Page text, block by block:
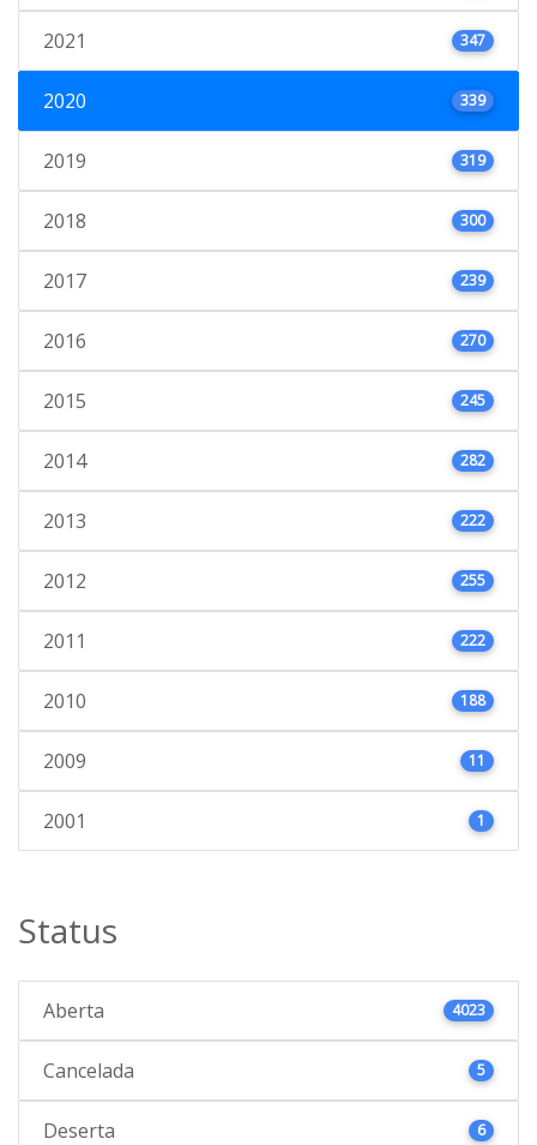
2021 347
2020 339
2019 319
2018 300
2017 239
2016 270
2015 245
2014 282
2013 222
2012 255
2011 222
2010 188
2009 11
2001 1
Status
Aberta 4023
Cancelada 5
Deserta 6